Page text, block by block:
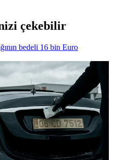
çekebilir
bedeli 16 bin Euro